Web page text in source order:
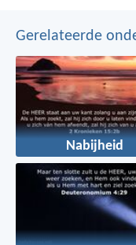
Gerelateerde
Nabijheid